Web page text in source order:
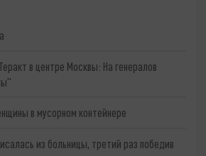
в центре Москвы: На генералов
в мусорном контейнере
из больницы, третий раз победив